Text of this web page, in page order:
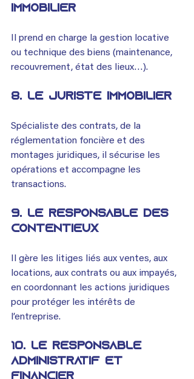
immobilier
Il prend en charge la gestion locative
ou technique des biens (maintenance,
recouvrement, état des lieux…).
8. Le juriste immobilier
Spécialiste des contrats, de la
réglementation foncière et des
montages juridiques, il sécurise les
opérations et accompagne les
transactions.
9. Le responsable des
contentieux
Il gère les litiges liés aux ventes, aux
locations, aux contrats ou aux impayés,
en coordonnant les actions juridiques
pour protéger les intérêts de
l’entreprise.
10. Le responsable
administratif et
financier